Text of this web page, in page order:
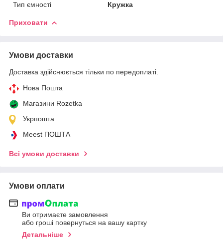
Тип ємності
Кружка
Приховати
Умови доставки
Доставка здійснюється тільки по передоплаті.
Нова Пошта
Магазини Rozetka
Укрпошта
Meest ПОШТА
Всі умови доставки
Умови оплати
Ви отримаєте замовлення
або гроші повернуться на вашу картку
Детальніше